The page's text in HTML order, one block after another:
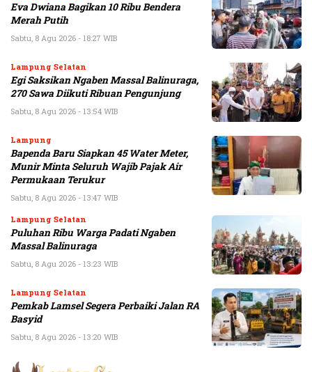
Eva Dwiana Bagikan 10 Ribu Bendera
Merah Putih
Sabtu, 8 Agu 2026 - 18:27 WIB
Lampung Selatan
Egi Saksikan Ngaben Massal Balinuraga,
270 Sawa Diikuti Ribuan Pengunjung
Sabtu, 8 Agu 2026 - 13:54 WIB
Lampung
Bapenda Baru Siapkan 45 Water Meter,
Munir Minta Seluruh Wajib Pajak Air
Permukaan Terukur
Sabtu, 8 Agu 2026 - 13:47 WIB
Lampung Selatan
Puluhan Ribu Warga Padati Ngaben
Massal Balinuraga
Sabtu, 8 Agu 2026 - 13:23 WIB
Lampung Selatan
Pemkab Lamsel Segera Perbaiki Jalan RA
Basyid
Sabtu, 8 Agu 2026 - 13:20 WIB